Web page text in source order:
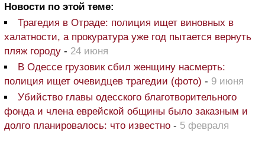
Новости по этой теме:
Трагедия в Отраде: полиция ищет виновных в
халатности, а прокуратура уже год пытается вернуть
пляж городу - 24 июня
В Одессе грузовик сбил женщину насмерть:
полиция ищет очевидцев трагедии (фото) - 9 июня
Убийство главы одесского благотворительного
фонда и члена еврейской общины было заказным и
долго планировалось: что известно - 5 февраля